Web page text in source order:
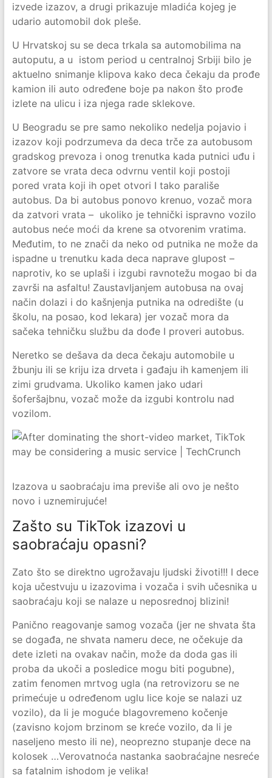
izvede izazov, a drugi prikazuje mladića kojeg je
udario automobil dok pleše.
U Hrvatskoj su se deca trkala sa automobilima na
autoputu, a u istom period u centralnoj Srbiji bilo je
aktuelno snimanje klipova kako deca čekaju da prođe
kamion ili auto određene boje pa nakon što prođe
izlete na ulicu i iza njega rade sklekove.
U Beogradu se pre samo nekoliko nedelja pojavio i
izazov koji podrzumeva da deca trče za autobusom
gradskog prevoza i onog trenutka kada putnici uđu i
zatvore se vrata deca odvrnu ventil koji postoji
pored vrata koji ih opet otvori I tako parališe
autobus. Da bi autobus ponovo krenuo, vozač mora
da zatvori vrata – ukoliko je tehnički ispravno vozilo
autobus neće moći da krene sa otvorenim vratima.
Međutim, to ne znači da neko od putnika ne može da
ispadne u trenutku kada deca naprave glupost –
naprotiv, ko se uplaši i izgubi ravnotežu mogao bi da
završi na asfaltu! Zaustavljanjem autobusa na ovaj
način dolazi i do kašnjenja putnika na odredište (u
školu, na posao, kod lekara) jer vozač mora da
sačeka tehničku službu da dođe I proveri autobus.
Neretko se dešava da deca čekaju automobile u
žbunju ili se kriju iza drveta i gađaju ih kamenjem ili
zimi grudvama. Ukoliko kamen jako udari
šoferšajbnu, vozač može da izgubi kontrolu nad
vozilom.
Izazova u saobraćaju ima previše ali ovo je nešto
novo i uznemirujuće!
Zašto su TikTok izazovi u
saobraćaju opasni?
Zato što se direktno ugrožavaju ljudski životi!!! I dece
koja učestvuju u izazovima i vozača i svih učesnika u
saobraćaju koji se nalaze u neposrednoj blizini!
Panično reagovanje samog vozača (jer ne shvata šta
se događa, ne shvata nameru dece, ne očekuje da
dete izleti na ovakav način, može da doda gas ili
proba da ukoči a posledice mogu biti pogubne),
zatim fenomen mrtvog ugla (na retrovizoru se ne
primećuje u određenom uglu lice koje se nalazi uz
vozilo), da li je moguće blagovremeno kočenje
(zavisno kojom brzinom se kreće vozilo, da li je
naseljeno mesto ili ne), neoprezno stupanje dece na
kolosek …Verovatnoća nastanka saobraćajne nesreće
sa fatalnim ishodom je velika!